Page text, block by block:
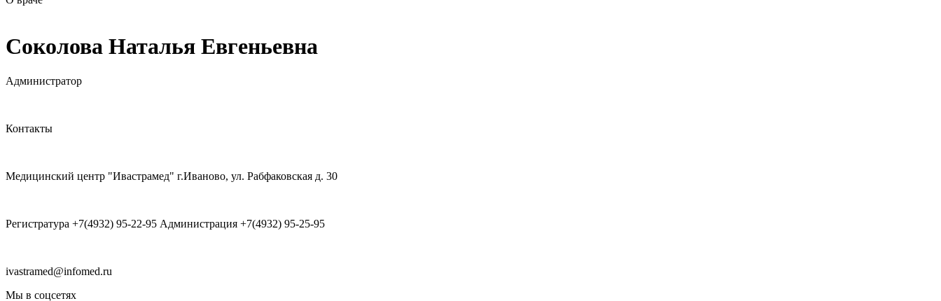
Соколова Наталья Евгеньевна
Администратор
Контакты
Медицинский центр "Ивастрамед" г.Иваново, ул. Рабфаковская д. 30
Регистратура +7(4932) 95-22-95 Администрация +7(4932) 95-25-95
ivastramed@infomed.ru
Мы в соцсетях